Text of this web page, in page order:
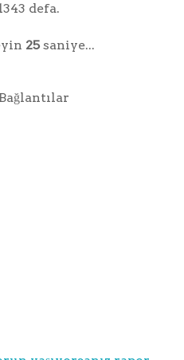
defa.
25saniye...